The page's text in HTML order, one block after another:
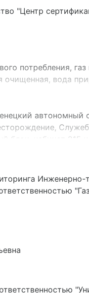
"Центр
потребления,
очищенная, вода
подземного
автономный
блок, кабинет 215
Инженерно-